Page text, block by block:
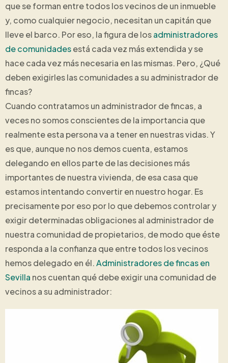
que se forman entre todos los vecinos de un inmueble
y, como cualquier negocio, necesitan un capitán que
lleve el barco. Por eso, la figura de losadministradores
de comunidadesestá cada vez más extendida y se
hace cada vez más necesaria en las mismas. Pero, ¿Qué
deben exigirles las comunidades a su administrador de
fincas?
Cuando contratamos un administrador de fincas, a
veces no somos conscientes de la importancia que
realmente esta persona va a tener en nuestras vidas. Y
es que, aunque no nos demos cuenta, estamos
delegando en ellos parte de las decisiones más
importantes de nuestra vivienda, de esa casa que
estamos intentando convertir en nuestro hogar. Es
precisamente por eso por lo que debemos controlar y
exigir determinadas obligaciones al administrador de
nuestra comunidad de propietarios, de modo que éste
responda a la confianza que entre todos los vecinos
hemos delegado en él.Administradores de fincas en
Sevilla nos cuentan qué debe exigir una comunidad de
vecinos a su administrador: